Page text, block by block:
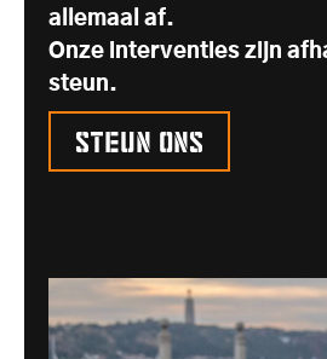
allemaal af.
Onze interventies zijn
steun.
Steun ons